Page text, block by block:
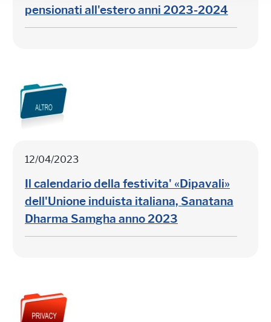
pensionati all'estero anni 2023-2024
12/04/2023
Il calendario della festivita' «Dipavali»
dell'Unione induista italiana, Sanatana
Dharma Samgha anno 2023